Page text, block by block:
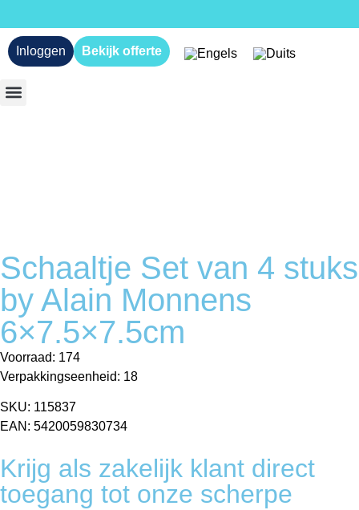
Inloggen Bekijk offerte
Schaaltje Set van 4 stuks
by Alain Monnens
6×7.5×7.5cm
Voorraad: 174
Verpakkingseenheid: 18
SKU: 115837
EAN: 5420059830734
Krijg als zakelijk klant direct
toegang tot onze scherpe